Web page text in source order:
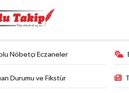
Nöbetçi Eczaneler
Durumu ve Fikstür